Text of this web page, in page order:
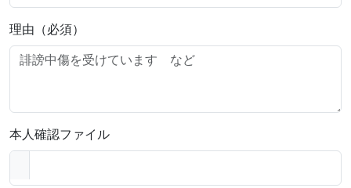
理由（必須）
本人確認ファイル